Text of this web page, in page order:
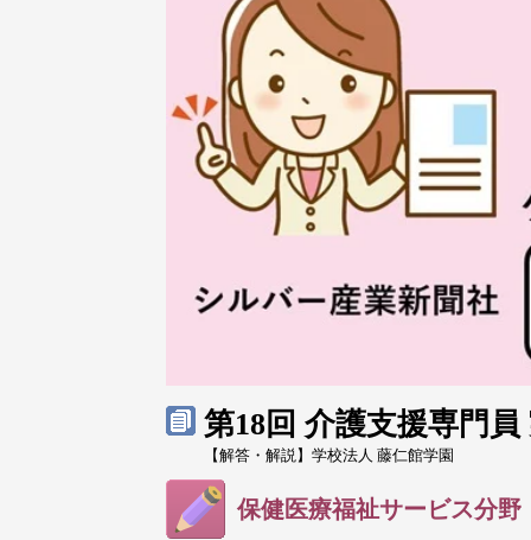
第18回 介護支援専門
【解答・解説】学校法人 藤仁館学園
保健医療福祉サービス分